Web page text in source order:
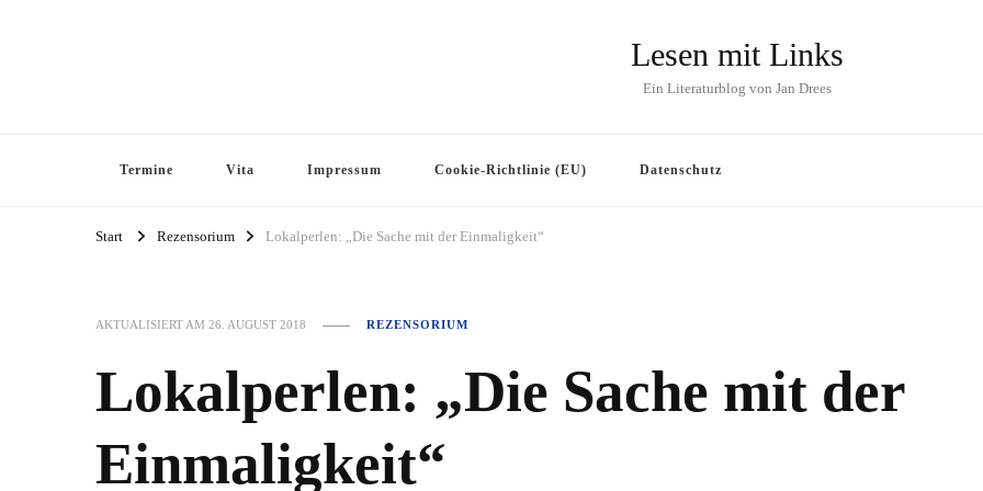
Lesen mit Links
Ein Literaturblog von Jan Drees
Termine Vita Impressum Cookie-Richtlinie (EU) Datenschutz
Start Rezensorium Lokalperlen: „Die Sache mit der Einmaligkeit“
AKTUALISIERT AM 26. AUGUST 2018 REZENSORIUM
Lokalperlen: „Die Sache mit der
Einmaligkeit“